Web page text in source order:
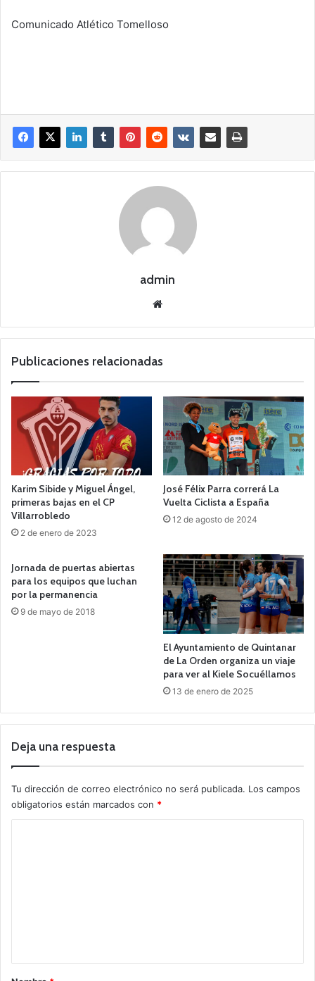
Comunicado Atlético Tomelloso
admin
we
Publicaciones relacionadas
Karim Sibide y Miguel Ángel,
primeras bajas en el CP
Villarrobledo
2 de enero de 2023
José Félix Parra correrá La
Vuelta Ciclista a España
12 de agosto de 2024
Jornada de puertas abiertas
para los equipos que luchan
por la permanencia
9 de mayo de 2018
El Ayuntamiento de Quintanar
de La Orden organiza un viaje
para ver al Kiele Socuéllamos
13 de enero de 2025
Deja una respuesta
Tu dirección de correo electrónico no será publicada. Los campos
obligatorios están marcados con *
r